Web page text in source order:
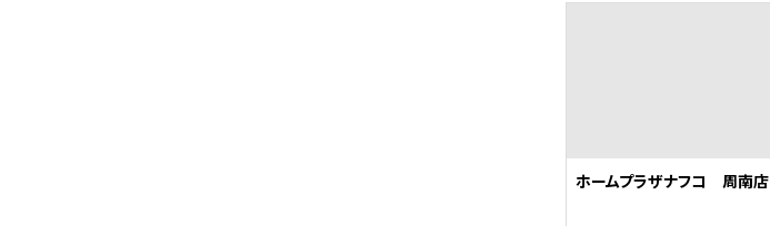
ホームプラザナフコ 周南店